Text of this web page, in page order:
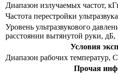
Диапазон излучаемых частот,
Частота перестройки
Уровень ультразвукового
расстоянии вытянутой руки, дБ,
Условия
Диапазон рабочих температур, С
Прочая